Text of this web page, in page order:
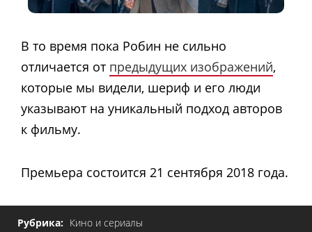
В то время пока Робин не сильно
отличается от предыдущих изображений,
которые мы видели, шериф и его люди
указывают на уникальный подход авторов
к фильму.
Премьера состоится 21 сентября 2018 года.
Рубрика: Кино и сериалы